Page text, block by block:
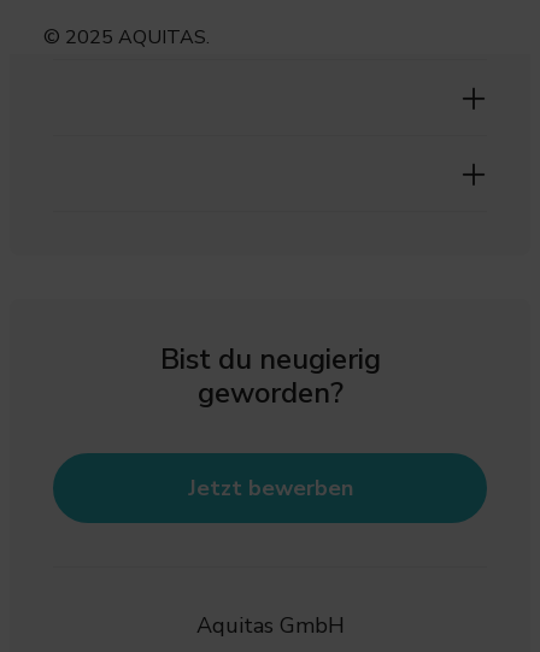
© 2025 AQUITAS.
Bist du neugierig
geworden?
Jetzt bewerben
Aquitas GmbH